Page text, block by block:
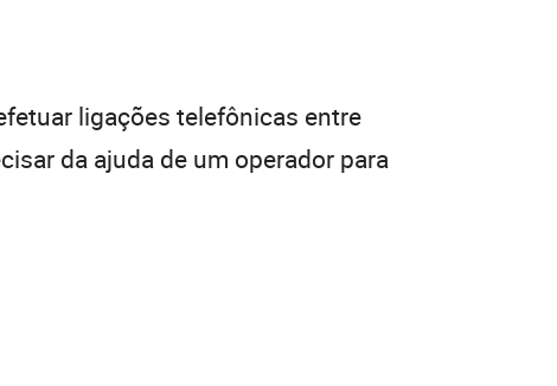
ligações telefônicas entre
da ajuda de um operador para